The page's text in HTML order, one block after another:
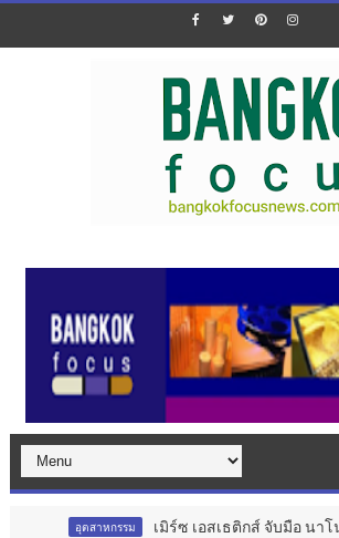
อุตสาหกรรม เมิร์ซ เอสเธติกส์ จับมือ นาโนเทค